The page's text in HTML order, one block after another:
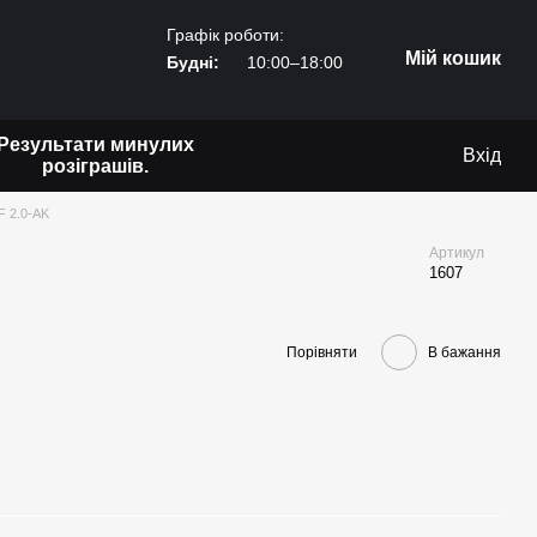
Графік роботи:
Будні:
10:00–18:00 Мій кошик
Результати минулих
розіграшів.
Вхід
2.0-AK
Артикул
1607
Порівняти В бажання